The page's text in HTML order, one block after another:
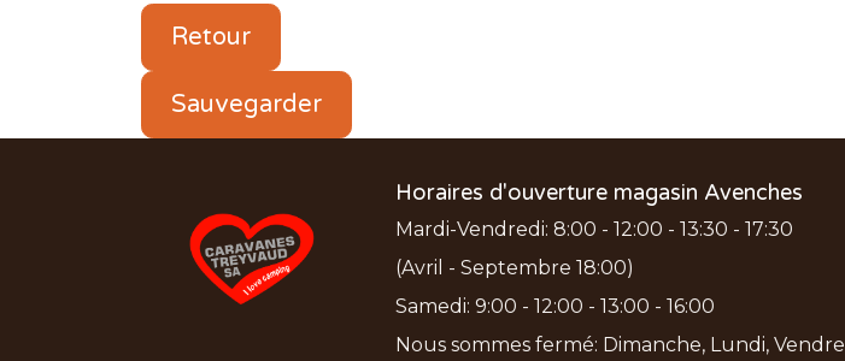
Retour
Sauvegarder
Horaires d'ouverture magasin Avenches
Mardi-Vendredi: 8:00 - 12:00 - 13:30 - 17:30
(Avril - Septembre 18:00)
Samedi: 9:00 - 12:00 - 13:00 - 16:00
Nous sommes fermé: Dimanche, Lundi,